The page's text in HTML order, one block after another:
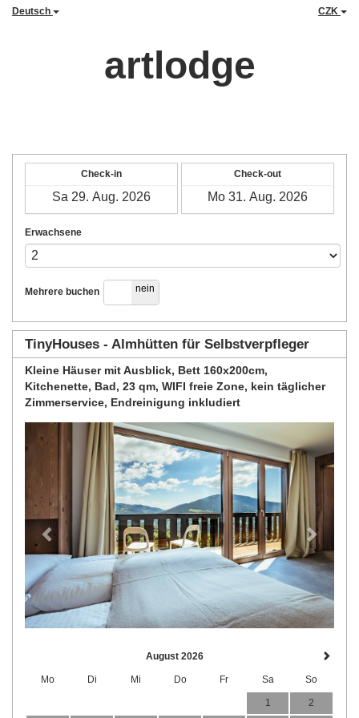
Deutsch CZK
artlodge
Check-in Check-out
Erwachsene
Mehrere buchen
ja nein
TinyHouses - Almhütten für Selbstverpfleger
Kleine Häuser mit Ausblick, Bett 160x200cm,
Kitchenette, Bad, 23 qm, WIFI freie Zone, kein täglicher
Zimmerservice, Endreinigung inkludiert
Previous Next
August 2026
Mo Di Mi Do Fr Sa So
1 2